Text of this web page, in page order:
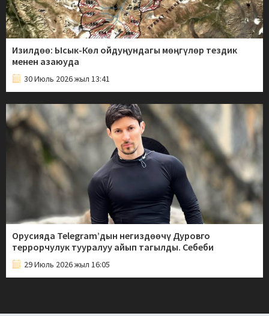
Изилдөө: Ысык-Көл ойдуңундагы мөңгүлөр тездик
менен азаюуда
30 Июль 2026 жыл 13:41
Орусияда Telegram’дын негиздөөчү Дуровго
террорчулук тууралуу айып тагылды. Себеби
29 Июль 2026 жыл 16:05